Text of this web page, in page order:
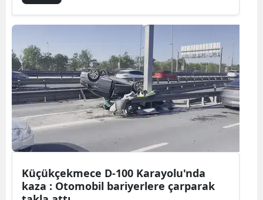
Çorum
Denizli
Diyarbakır
Edirne
Elazığ
Küçükçekmece D-100 Karayolu'nda
kaza : Otomobil bariyerlere çarparak